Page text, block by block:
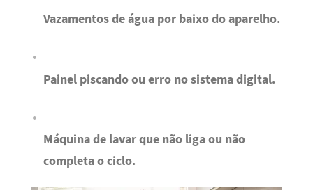
Vazamentos de água por baixo do aparelho.
Painel piscando ou erro no sistema digital.
Máquina de lavar que não liga ou não
completa o ciclo.